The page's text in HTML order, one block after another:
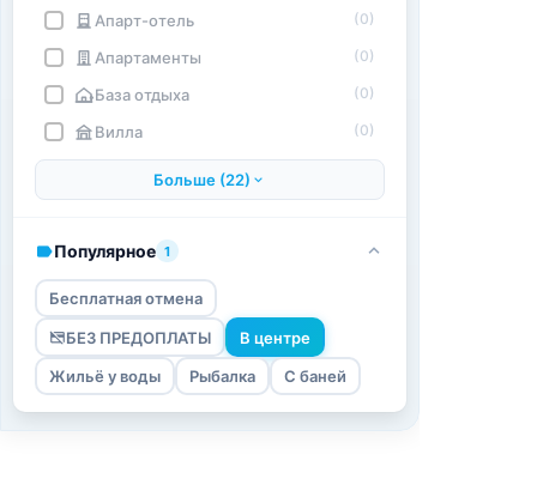
Апарт-отель (0)
Апартаменты (0)
База отдыха (0)
Вилла (0)
Больше (22)
Популярное 1
Бесплатная отмена
БЕЗ ПРЕДОПЛАТЫ В центре
Жильё у воды Рыбалка С баней